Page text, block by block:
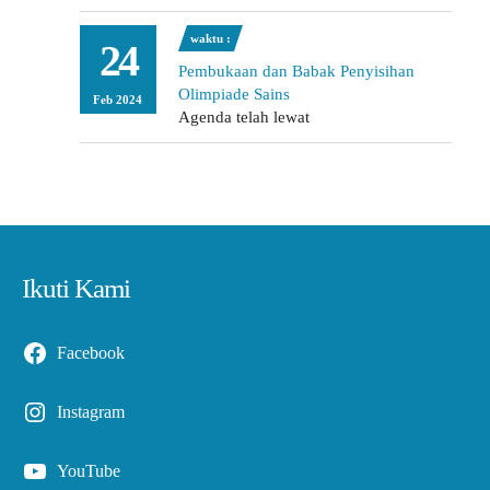
24
Feb 2024
waktu :
Pembukaan dan Babak Penyisihan
Olimpiade Sains
Agenda telah lewat
Ikuti Kami
Facebook
Instagram
YouTube